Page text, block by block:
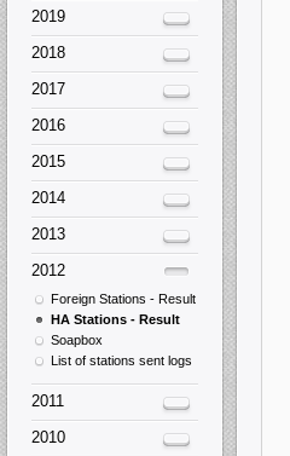
2019
2018
2017
2016
2015
2014
2013
2012
Foreign Stations - Result
HA Stations - Result
Soapbox
List of stations sent logs
2011
2010